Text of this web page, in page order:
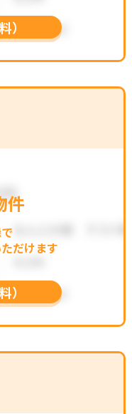
）
件
だけます
）